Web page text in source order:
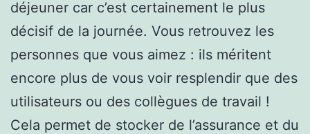
déjeuner car c’est certainement le plus
décisif de la journée. Vous retrouvez les
personnes que vous aimez : ils méritent
encore plus de vous voir resplendir que des
utilisateurs ou des collègues de travail !
Cela permet de stocker de l’assurance et du